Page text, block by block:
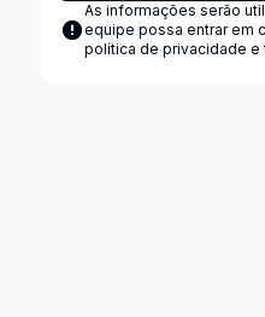
As informações serão
equipe possa entrar em
política de privacidade